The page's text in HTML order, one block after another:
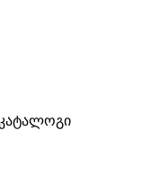
კატალოგი